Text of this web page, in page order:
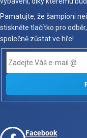
Pamatujte, že šampioni
stiskněte tlačítko pro
společně zůstat ve hře!
Facebook